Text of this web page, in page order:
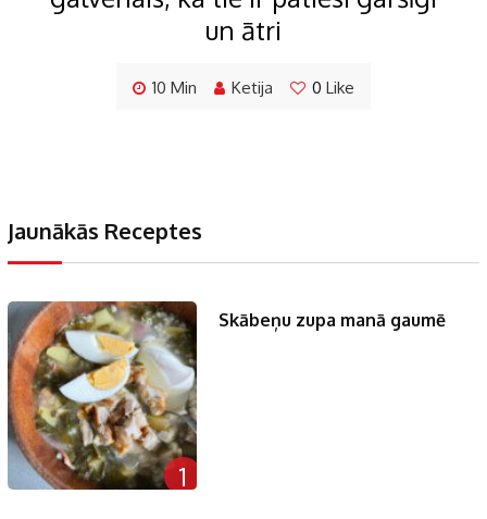
un ātri
10 Min Ketija 0 Like
Jaunākās Receptes
1
Skābeņu zupa manā gaumē